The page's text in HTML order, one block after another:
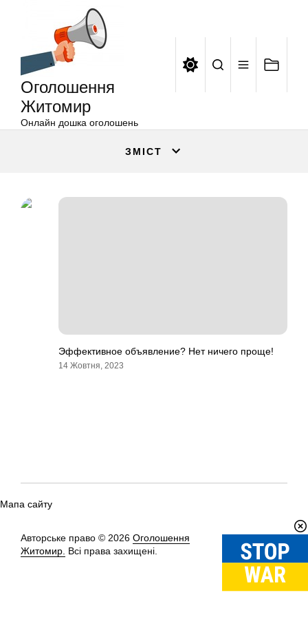
Оголошення
Житомир
Онлайн дошка оголошень
ЗМІСТ
Эффективное объявление? Нет ничего проще!
14 Жовтня, 2023
Мапа сайту
Авторське право © 2026 Оголошення
Житомир. Всі права захищені.
Вгору↑